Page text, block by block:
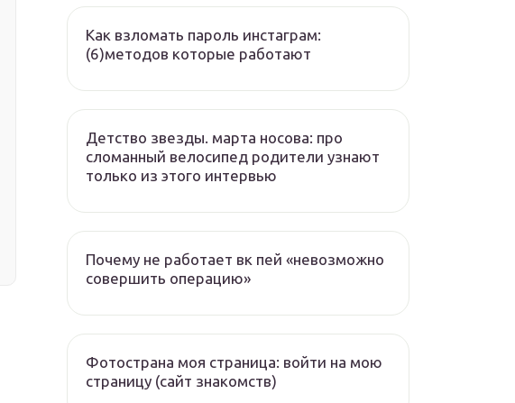
Как взломать пароль инстаграм:
(6)методов которые работают
Детство звезды. марта носова: про
сломанный велосипед родители узнают
только из этого интервью
Почему не работает вк пей «невозможно
совершить операцию»
Фотострана моя страница: войти на мою
страницу (сайт знакомств)